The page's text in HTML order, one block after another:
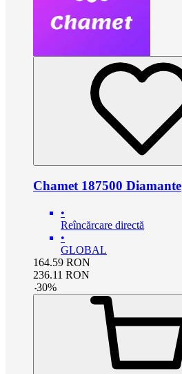
Chamet 187500 Diamante
•
Reîncărcare directă
•
GLOBAL
164.59 RON
236.11 RON
-30%